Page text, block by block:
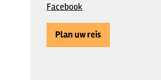
Facebook
Plan uw reis